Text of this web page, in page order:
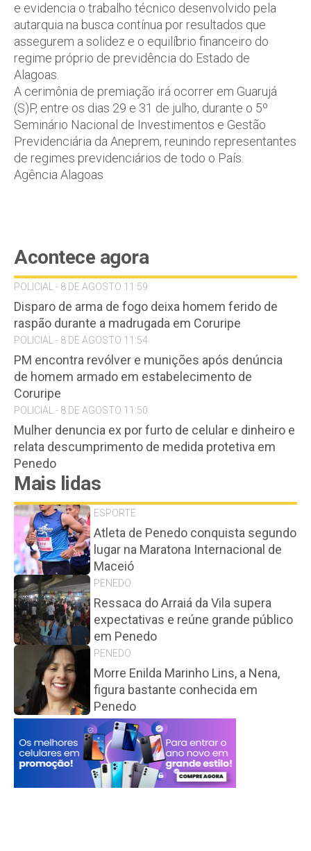
e evidencia o trabalho técnico desenvolvido pela
autarquia na busca contínua por resultados que
assegurem a solidez e o equilíbrio financeiro do
regime próprio de previdência do Estado de
Alagoas.
A cerimônia de premiação irá ocorrer em Guarujá
(S)P, entre os dias 29 e 31 de julho, durante o 5º
Seminário Nacional de Investimentos e Gestão
Previdenciária da Aneprem, reunindo representantes
de regimes previdenciários de todo o País.
Agência Alagoas
Acontece agora
POLICIAL - 8 DE AGOSTO 11:59
Disparo de arma de fogo deixa homem ferido de
raspão durante a madrugada em Coruripe
POLICIAL - 8 DE AGOSTO 11:54
PM encontra revólver e munições após denúncia
de homem armado em estabelecimento de
Coruripe
POLICIAL - 8 DE AGOSTO 11:50
Mulher denuncia ex por furto de celular e dinheiro e
relata descumprimento de medida protetiva em
Penedo
Mais lidas
ESPORTE
Atleta de Penedo conquista segundo
lugar na Maratona Internacional de
Maceió
PENEDO
Ressaca do Arraiá da Vila supera
expectativas e reúne grande público
em Penedo
PENEDO
Morre Enilda Marinho Lins, a Nena,
figura bastante conhecida em
Penedo